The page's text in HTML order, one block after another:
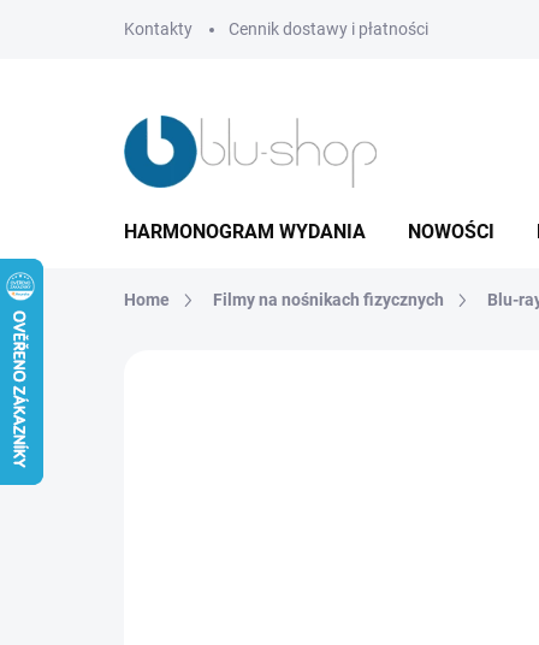
Kontakty Cennik dostawy i płatności
HARMONOGRAM WYDANIA NOWOŚCI
Home Filmy na nośnikach fizycznych Blu-